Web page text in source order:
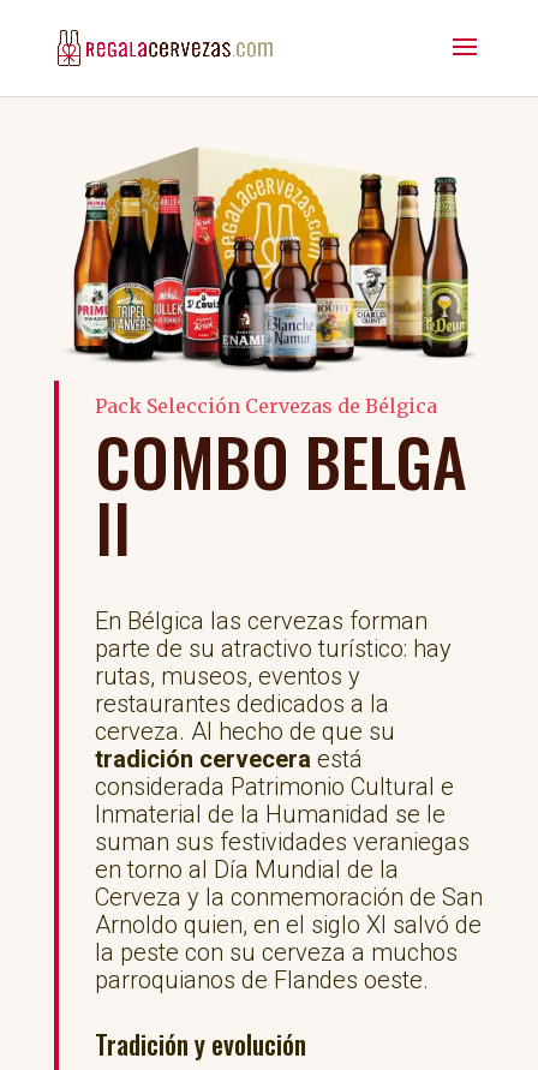
Pack Selección Cervezas de Bélgica
COMBO BELGA
II
En Bélgica las cervezas forman
parte de su atractivo turístico: hay
rutas, museos, eventos y
restaurantes dedicados a la
cerveza. Al hecho de que su
tradición cervecera está
considerada Patrimonio Cultural e
Inmaterial de la Humanidad se le
suman sus festividades veraniegas
en torno al Día Mundial de la
Cerveza y la conmemoración de San
Arnoldo quien, en el siglo XI salvó de
la peste con su cerveza a muchos
parroquianos de Flandes oeste.
Tradición y evolución